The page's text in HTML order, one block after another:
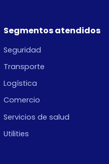
Segmentos atendidos
Seguridad
Transporte
Logística
Comercio
Servicios de salud
Utilities